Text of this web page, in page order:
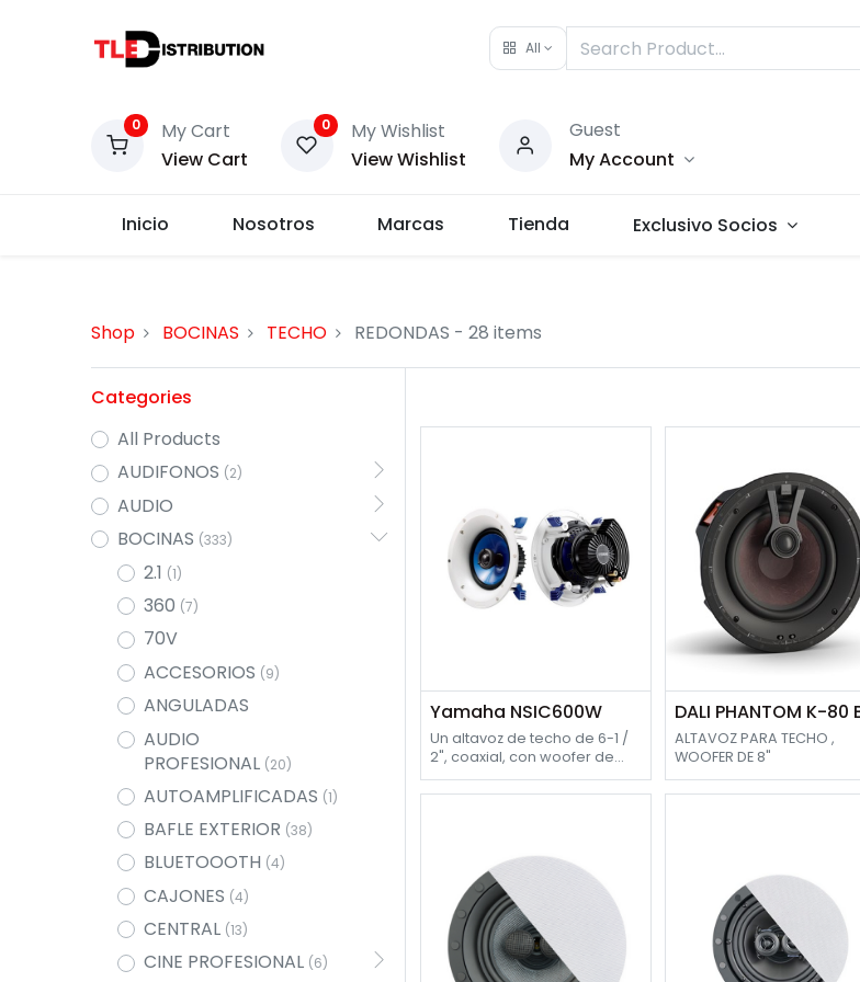
All
0
My Cart
View Cart
0
My Wishlist
View Wishlist
Guest
My Account
Inicio Nosotros Marcas Tienda Exclusivo Socios
Shop BOCINAS TECHO REDONDAS - 28 items
Categories
All Products
AUDIFONOS (2)
AUDIO
BOCINAS (333)
2.1 (1)
360 (7)
70V
ACCESORIOS (9)
ANGULADAS
AUDIO
PROFESIONAL (20)
AUTOAMPLIFICADAS (1)
BAFLE EXTERIOR (38)
BLUETOOOTH (4)
CAJONES (4)
CENTRAL (13)
CINE PROFESIONAL (6)
Yamaha NSIC600W
Un altavoz de techo de 6-1 /
2", coaxial, con woofer de
cono, tweeter de cúpula
blanda, de rótula de fluido
de cuerno y la rejilla fina y
ligera.
ALTAVOZ PARA TECHO ,
WOOFER DE 8"